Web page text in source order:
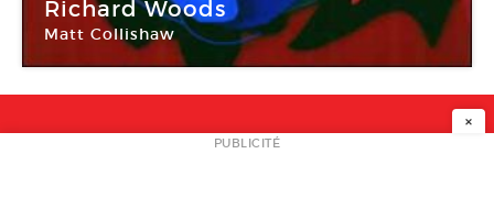
Richard Woods
Matt Collishaw
NEWSLETTER
×
PUBLICITÉ